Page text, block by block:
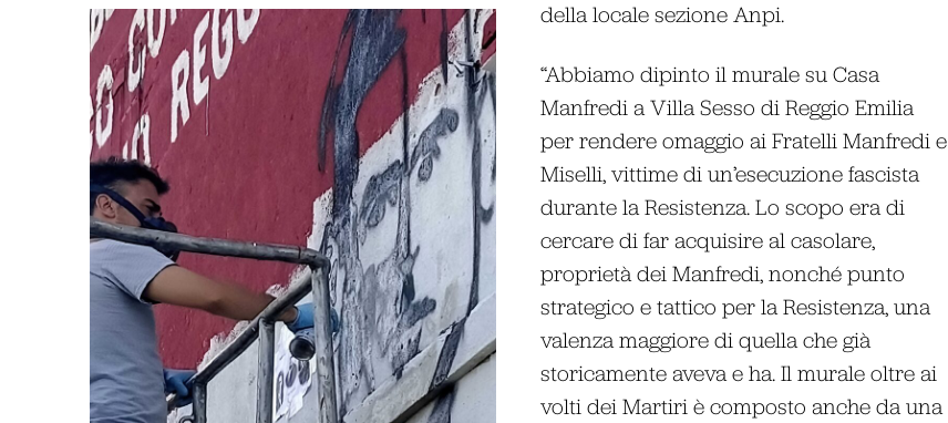
della locale sezione Anpi.
“Abbiamo dipinto il murale su Casa
Manfredi a Villa Sesso di Reggio Emilia
per rendere omaggio ai Fratelli Manfredi e
Miselli, vittime di un’esecuzione fascista
durante la Resistenza. Lo scopo era di
cercare di far acquisire al casolare,
proprietà dei Manfredi, nonché punto
strategico e tattico per la Resistenza, una
valenza maggiore di quella che già
storicamente aveva e ha. Il murale oltre ai
volti dei Martiri è composto anche da una